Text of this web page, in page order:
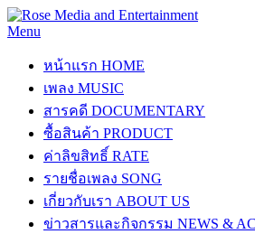
Menu
หน้าแรก HOME
เพลง MUSIC
สารคดี DOCUMENTARY
ซื้อสินค้า PRODUCT
ค่าลิขสิทธิ์ RATE
รายชื่อเพลง SONG
เกี่ยวกับเรา ABOUT US
ข่าวสารและกิจกรรม NEWS &